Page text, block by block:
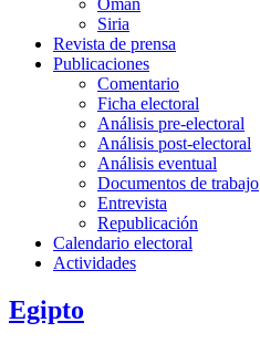
Omán
Siria
Revista de prensa
Publicaciones
Comentario
Ficha electoral
Análisis pre-electoral
Análisis post-electoral
Análisis eventual
Documentos de trabajo
Entrevista
Republicación
Calendario electoral
Actividades
Egipto